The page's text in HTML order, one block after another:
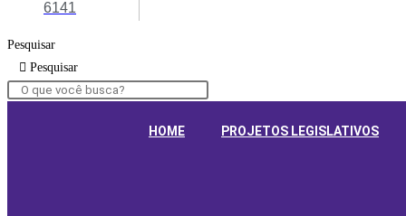
6141
Pesquisar
Pesquisar
HOME PROJETOS LEGISLATIVOS